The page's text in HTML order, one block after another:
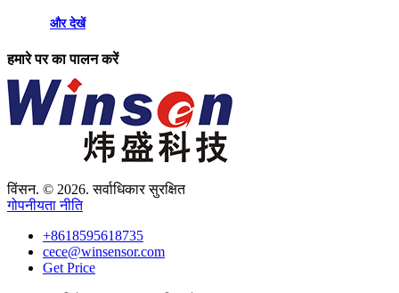
और देखें
हमारे पर का पालन करें
विंसन. © 2026. सर्वाधिकार सुरक्षित
गोपनीयता नीति
+8618595618735
cece@winsensor.com
Get Price